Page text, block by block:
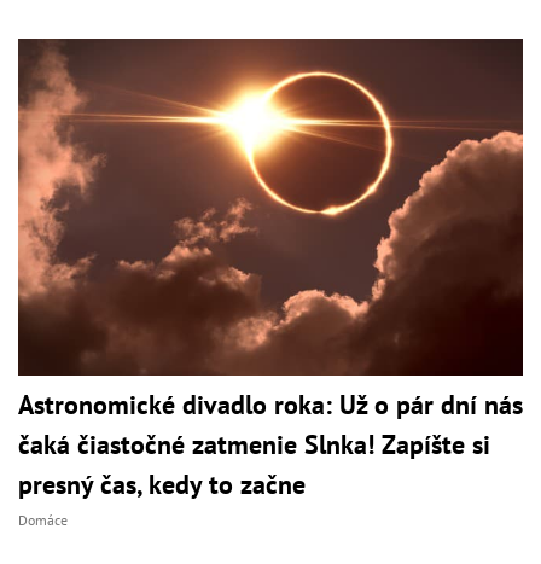
Astronomické divadlo roka: Už o pár dní nás
čaká čiastočné zatmenie Slnka! Zapíšte si
presný čas, kedy to začne
Domáce